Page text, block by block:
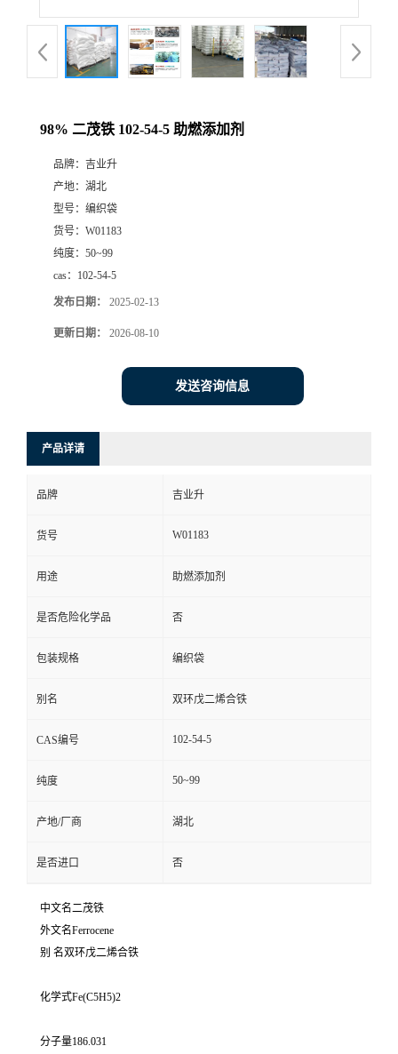
98% 二茂铁 102-54-5 助燃添加剂
品牌： 吉业升
产地： 湖北
型号： 编织袋
货号： W01183
纯度： 50~99
cas： 102-54-5
发布日期： 2025-02-13
更新日期： 2026-08-10
发送咨询信息
产品详请
品牌 吉业升
货号 W01183
用途 助燃添加剂
是否危险化学品 否
包装规格 编织袋
别名 双环戊二烯合铁
CAS编号 102-54-5
纯度 50~99
产地/厂商 湖北
是否进口 否
中文名二茂铁
外文名Ferrocene
别 名双环戊二烯合铁
化学式Fe(C5H5)2
分子量186.031